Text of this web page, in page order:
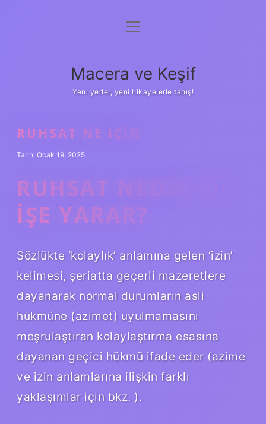
Anasayfa
Yasal Uyarı
menüyü
Macera ve Keşif
Yeni yerler, yeni hikayelerle tanış!
RUHSAT NE IÇIN
Tarih: Ocak 19, 2025
RUHSAT NEDIR NE
IŞE YARAR?
Sözlükte ‘kolaylık’ anlamına gelen ‘izin’
kelimesi, şeriatta geçerli mazeretlere
dayanarak normal durumların asli
hükmüne (azimet) uyulmamasını
meşrulaştıran kolaylaştırma esasına
dayanan geçici hükmü ifade eder (azime
ve izin anlamlarına ilişkin farklı
yaklaşımlar için bkz. ).